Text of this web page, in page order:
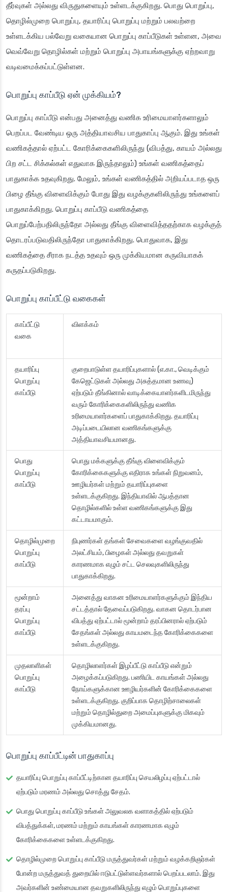
தீர்வுகள் அல்லது விருதுகளையும் உள்ளடக்குகிறது. பொது பொறுப்பு,
தொழில்முறை பொறுப்பு, தயாரிப்பு பொறுப்பு மற்றும் பலவற்றை
உள்ளடக்கிய பல்வேறு வகையான பொறுப்பு காப்பீடுகள் உள்ளன, அவை
வெவ்வேறு தொழில்கள் மற்றும் பொறுப்பு அபாயங்களுக்கு ஏற்றவாறு
வடிவமைக்கப்பட்டுள்ளன.
பொறுப்பு காப்பீடு ஏன் முக்கியம்?
பொறுப்பு காப்பீடு என்பது அனைத்து வணிக உரிமையாளர்களாலும்
பெறப்பட வேண்டிய ஒரு அத்தியாவசிய பாதுகாப்பு ஆகும். இது உங்கள்
வணிகத்தால் ஏற்பட்ட கோரிக்கைகளிலிருந்து (விபத்து, காயம் அல்லது
பிற சட்ட சிக்கல்கள் எதுவாக இருந்தாலும்) உங்கள் வணிகத்தைப்
பாதுகாக்க உதவுகிறது. மேலும், உங்கள் வணிகத்தில் அறியப்படாத ஒரு
பிழை தீங்கு விளைவிக்கும் போது இது வழக்குகளிலிருந்து உங்களைப்
பாதுகாக்கிறது. பொறுப்பு காப்பீடு வணிகத்தை
பொறுப்பேற்பதிலிருந்தோ அல்லது தீங்கு விளைவித்ததற்காக வழக்குத்
தொடரப்படுவதிலிருந்தோ பாதுகாக்கிறது. பொதுவாக, இது
வணிகத்தை சீராக நடத்த உதவும் ஒரு முக்கியமான கருவியாகக்
கருதப்படுகிறது.
பொறுப்பு காப்பீட்டு வகைகள்
காப்பீட்டு
வகை
விளக்கம்
தயாரிப்பு
பொறுப்பு
காப்பீடு
குறைபாடுள்ள தயாரிப்புகளால் (எ.கா., வெடிக்கும்
கேஜெட்டுகள் அல்லது அசுத்தமான உணவு)
ஏற்படும் தீங்கினால் வாடிக்கையாளர்களிடமிருந்து
வரும் கோரிக்கைகளிலிருந்து வணிக
உரிமையாளர்களைப் பாதுகாக்கிறது. தயாரிப்பு
அடிப்படையிலான வணிகங்களுக்கு
அத்தியாவசியமானது.
பொது
பொறுப்பு
காப்பீடு
பொது மக்களுக்கு தீங்கு விளைவிக்கும்
கோரிக்கைகளுக்கு எதிராக உங்கள் நிறுவனம்,
ஊழியர்கள் மற்றும் தயாரிப்புகளை
உள்ளடக்குகிறது. இந்தியாவில் ஆபத்தான
தொழில்களில் உள்ள வணிகங்களுக்கு இது
கட்டாயமாகும்.
தொழில்முறை
பொறுப்பு
காப்பீடு
நிபுணர்கள் தங்கள் சேவைகளை வழங்குவதில்
அலட்சியம், பிழைகள் அல்லது தவறுகள்
காரணமாக எழும் சட்ட செலவுகளிலிருந்து
பாதுகாக்கிறது.
மூன்றாம்
தரப்பு
பொறுப்பு
காப்பீடு
அனைத்து வாகன உரிமையாளர்களுக்கும் இந்திய
சட்டத்தால் தேவைப்படுகிறது. வாகன தொடர்பான
விபத்து ஏற்பட்டால் மூன்றாம் தரப்பினரால் ஏற்படும்
சேதங்கள் அல்லது காயமடைந்த கோரிக்கைகளை
உள்ளடக்குகிறது.
முதலாளிகள்
பொறுப்பு
காப்பீடு
தொழிலாளர்கள் இழப்பீட்டு காப்பீடு என்றும்
அழைக்கப்படுகிறது. பணியிட காயங்கள் அல்லது
நோய்களுக்கான ஊழியர்களின் கோரிக்கைகளை
உள்ளடக்குகிறது. குறிப்பாக தொழிற்சாலைகள்
மற்றும் தொழில்துறை அமைப்புகளுக்கு மிகவும்
முக்கியமானது.
பொறுப்பு காப்பீட்டின் பாதுகாப்பு
தயாரிப்பு பொறுப்பு காப்பீட்டிற்கான தயாரிப்பு செயலிழப்பு ஏற்பட்டால்
ஏற்படும் மரணம் அல்லது சொத்து சேதம்.
பொது பொறுப்பு காப்பீடு உங்கள் அலுவலக வளாகத்தில் ஏற்படும்
விபத்துக்கள், மரணம் மற்றும் காயங்கள் காரணமாக எழும்
கோரிக்கைகளை உள்ளடக்குகிறது.
தொழில்முறை பொறுப்பு காப்பீடு மருத்துவர்கள் மற்றும் வழக்கறிஞர்கள்
போன்ற மருத்துவத் துறையில் ஈடுபட்டுள்ளவர்களால் பெறப்படலாம். இது
அவர்களின் உண்மையான தவறுகளிலிருந்து எழும் பொறுப்புகளை